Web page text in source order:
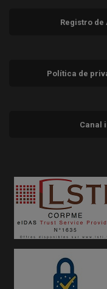
Registro
Política de
Canal